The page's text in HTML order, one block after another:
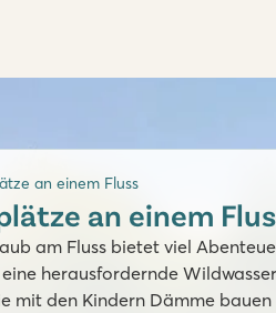
an einem Fluss
an einem
am Fluss bietet viel
eine herausfordernde
mit den Kindern Dämme